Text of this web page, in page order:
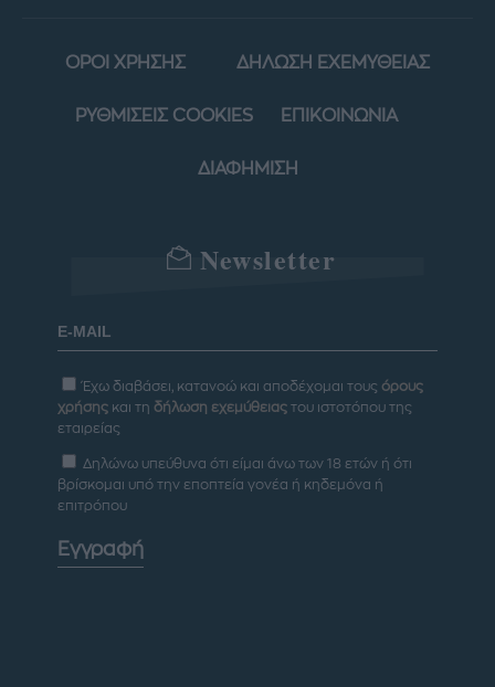
ΟΡΟΙ ΧΡΗΣΗΣ ΔΗΛΩΣΗ ΕΧΕΜΥΘΕΙΑΣ
ΡΥΘΜΙΣΕΙΣ COOKIES ΕΠΙΚΟΙΝΩΝΙΑ
ΔΙΑΦΗΜΙΣΗ
Newsletter
Έχω διαβάσει, κατανοώ και αποδέχομαι τους όρους
χρήσης και τη δήλωση εχεμύθειας του ιστοτόπου της
εταιρείας
Δηλώνω υπεύθυνα ότι είμαι άνω των 18 ετών ή ότι
βρίσκομαι υπό την εποπτεία γονέα ή κηδεμόνα ή
επιτρόπου
Εγγραφή